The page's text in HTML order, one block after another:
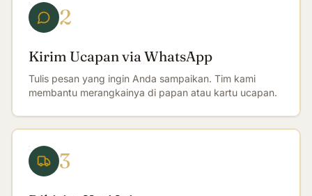
2
Kirim Ucapan via WhatsApp
Tulis pesan yang ingin Anda sampaikan. Tim kami
membantu merangkainya di papan atau kartu ucapan.
3